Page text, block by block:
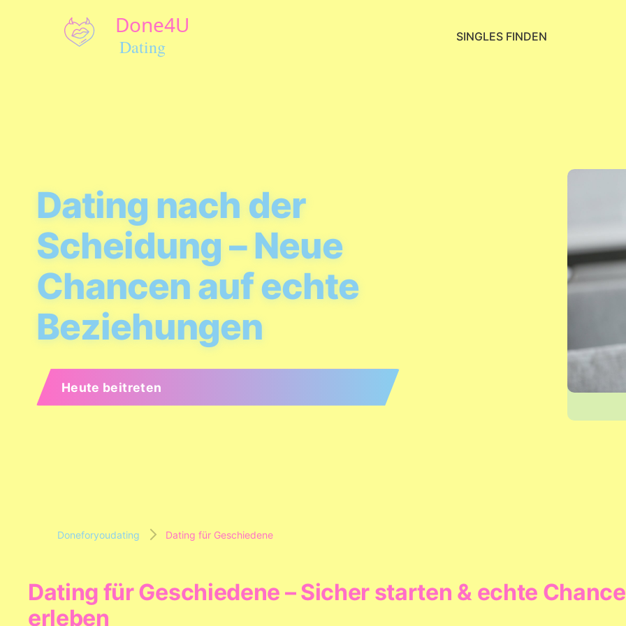
SINGLES FINDEN
Dating nach der
Scheidung – Neue
Chancen auf echte
Beziehungen
Heute beitreten
Doneforyoudating Dating für Geschiedene
Dating für Geschiedene – Sicher starten & echte
erleben